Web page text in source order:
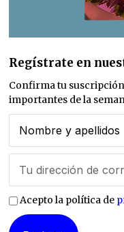
Regístrate en
Confirma tu
importantes de la
Acepto la política de